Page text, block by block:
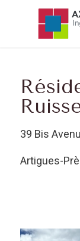
39 Bis
Artigues-